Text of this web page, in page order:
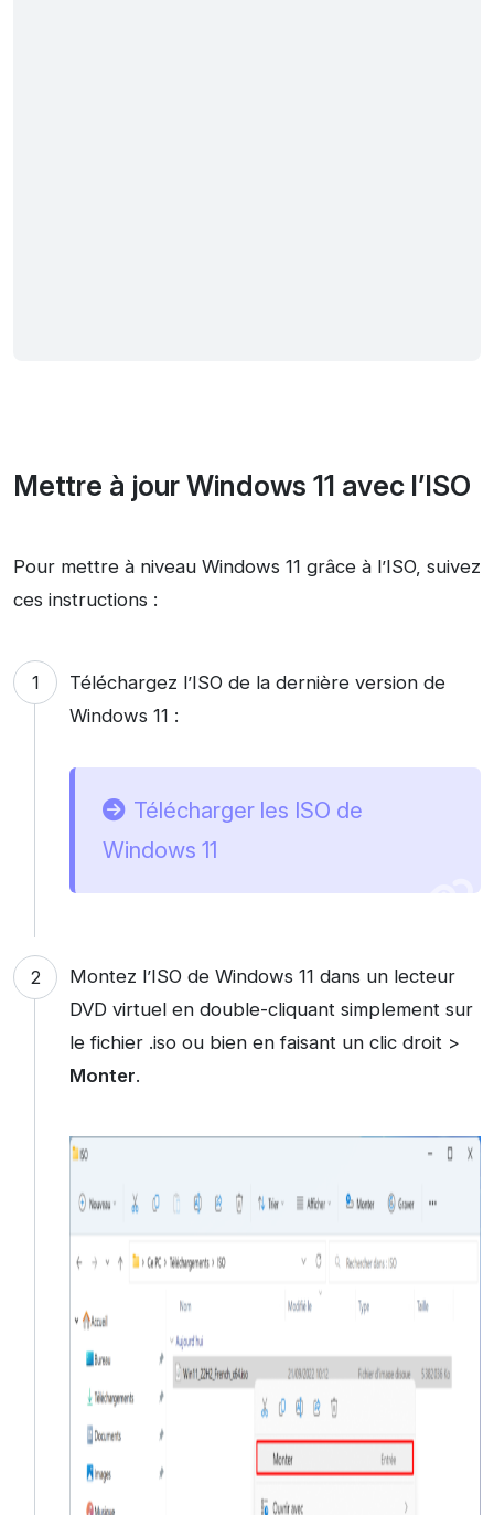
Mettre à jour Windows 11 avec l’ISO
Pour mettre à niveau Windows 11 grâce à l’ISO, suivez
ces instructions :
Téléchargez l’ISO de la dernière version de
Windows 11 :
Télécharger les ISO de
Windows 11
Montez l’ISO de Windows 11 dans un lecteur
DVD virtuel en double-cliquant simplement sur
le fichier .iso ou bien en faisant un clic droit >
Monter.